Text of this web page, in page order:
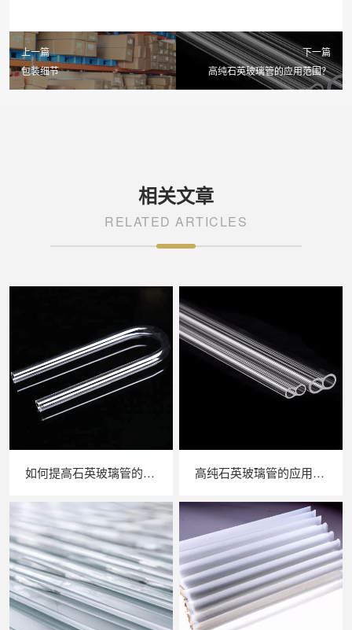
上一篇
包装细节
下一篇
高纯石英玻璃管的应用范围？
相关文章
RELATED ARTICLES
如何提高石英玻璃管的纯度？ 高纯石英玻璃管的应用范围？